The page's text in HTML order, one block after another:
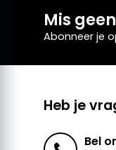
Mis
Abonneer je
Heb je
Bel